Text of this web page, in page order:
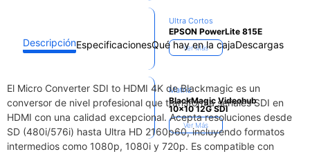
Ultra Cortos
EPSON PowerLite 815E
Ver Más
Matriz
BlackMagic Videohub
10×10 12G SDI
Ver Más
DescripciónEspecificacionesQué hay en la cajaDescargas
El Micro Converter SDI to HDMI 4K de Blackmagic es un
conversor de nivel profesional que transforma señales SDI en
HDMI con una calidad excepcional. Acepta resoluciones desde
SD (480i/576i) hasta Ultra HD 2160p60, incluyendo formatos
intermedios como 1080p, 1080i y 720p. Es compatible con